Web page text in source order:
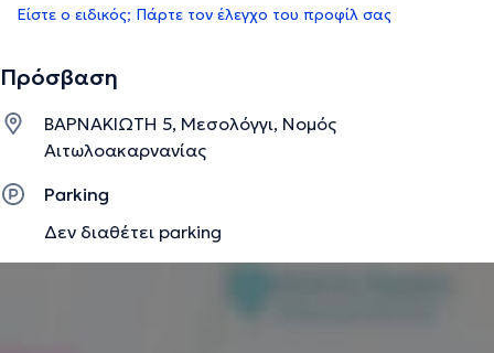
Είστε ο ειδικός; Πάρτε τον έλεγχο του προφίλ σας
Πρόσβαση
ΒΑΡΝΑΚΙΩΤΗ 5, Μεσολόγγι, Νομός
Αιτωλοακαρνανίας
Parking
Δεν διαθέτει parking